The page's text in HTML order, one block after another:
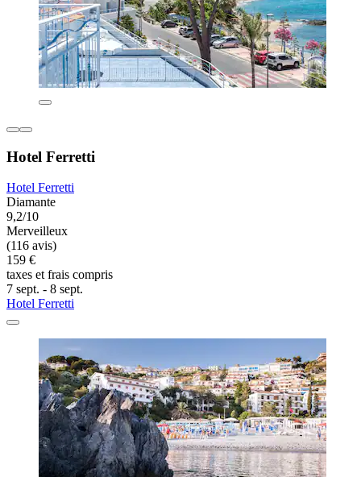
Hotel Ferretti
Hotel Ferretti
Diamante
9,2/10
Merveilleux
(116 avis)
159 €
taxes et frais compris
7 sept. - 8 sept.
Hotel Ferretti